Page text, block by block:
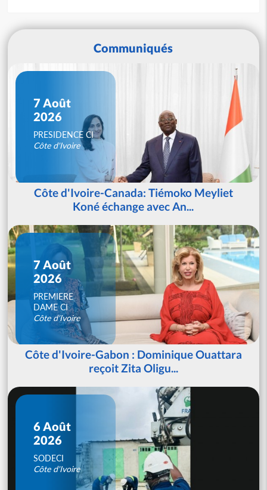
Communiqués
7 Août
2026
PRESIDENCE CI
Côte d'Ivoire
Côte d'Ivoire-Canada: Tiémoko Meyliet
Koné échange avec An...
7 Août
2026
PREMIERE
DAME CI
Côte d'Ivoire
Côte d'Ivoire-Gabon : Dominique Ouattara
reçoit Zita Oligu...
6 Août
2026
SODECI
Côte d'Ivoire